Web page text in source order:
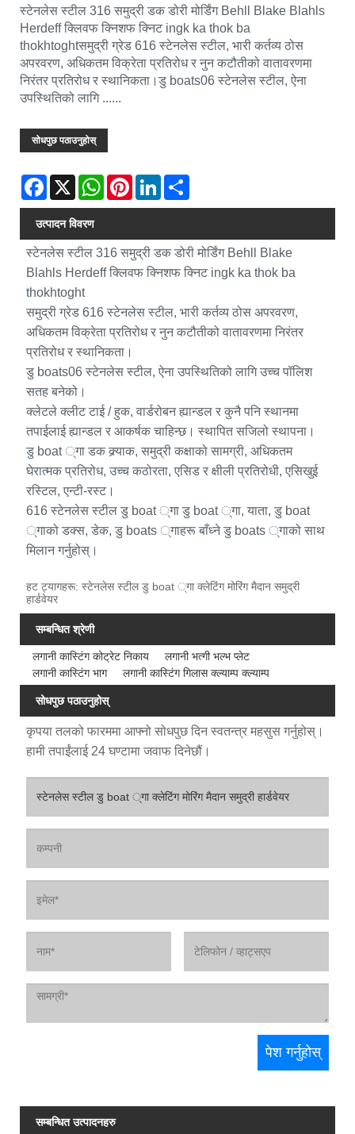
स्टेनलेस स्टील 316 समुद्री डक डोरी मोर्डिंग Behll Blake Blahls
Herdeff क्लिवफ क्निशफ क्निट ingk ka thok ba
thokhtoghtसमुद्री ग्रेड 616 स्टेनलेस स्टील, भारी कर्तव्य ठोस
अपरवरण, अधिकतम विक्रेता प्रतिरोध र नुन कटौतीको वातावरणमा
निरंतर प्रतिरोध र स्थानिकता।डु boats06 स्टेनलेस स्टील, ऐना
उपस्थितिको लागि ......
सोधपुछ पठाउनुहोस्
Facebook
X WhatsAppPinterestLinkedIn
उत्पादन विवरण
स्टेनलेस स्टील 316 समुद्री डक डोरी मोर्डिंग Behll Blake
Blahls Herdeff क्लिवफ क्निशफ क्निट ingk ka thok ba
thokhtoght
समुद्री ग्रेड 616 स्टेनलेस स्टील, भारी कर्तव्य ठोस अपरवरण,
अधिकतम विक्रेता प्रतिरोध र नुन कटौतीको वातावरणमा निरंतर
प्रतिरोध र स्थानिकता।
डु boats06 स्टेनलेस स्टील, ऐना उपस्थितिको लागि उच्च पॉलिश
सतह बनेको।
क्लेटले क्लीट टाई / हुक, वार्डरोबन ह्यान्डल र कुनै पनि स्थानमा
तपाईलाई ह्यान्डल र आकर्षक चाहिन्छ। स्थापित सजिलो स्थापना।
डु boat ्गा डक क्र्याक, समुद्री कक्षाको सामग्री, अधिकतम
घेरात्मक प्रतिरोध, उच्च कठोरता, एसिड र क्षीली प्रतिरोधी, एसिखुई
रस्टिल, एन्टी-रस्ट।
616 स्टेनलेस स्टील डु boat ्गा डु boat ्गा, याता, डु boat
्गाको डक्स, डेक, डु boats ्गाहरू बाँध्ने डु boats ्गाको साथ
मिलान गर्नुहोस्।
हट ट्यागहरू: स्टेनलेस स्टील डु boat ्गा क्लेटिंग मोरिंग मैदान समुद्री
हार्डवेयर
सम्बन्धित श्रेणी
लगानी कास्टिंग कोट्रेट निकाय
लगानी भत्गी भल्भ प्लेट
लगानी कास्टिंग भाग
लगानी कास्टिंग गिलास क्ल्याम्प क्ल्याम्प
सोधपुछ पठाउनुहोस्
कृपया तलको फारममा आफ्नो सोधपुछ दिन स्वतन्त्र महसुस गर्नुहोस्।
हामी तपाईंलाई 24 घण्टामा जवाफ दिनेछौं।
सम्बन्धित उत्पादनहरु